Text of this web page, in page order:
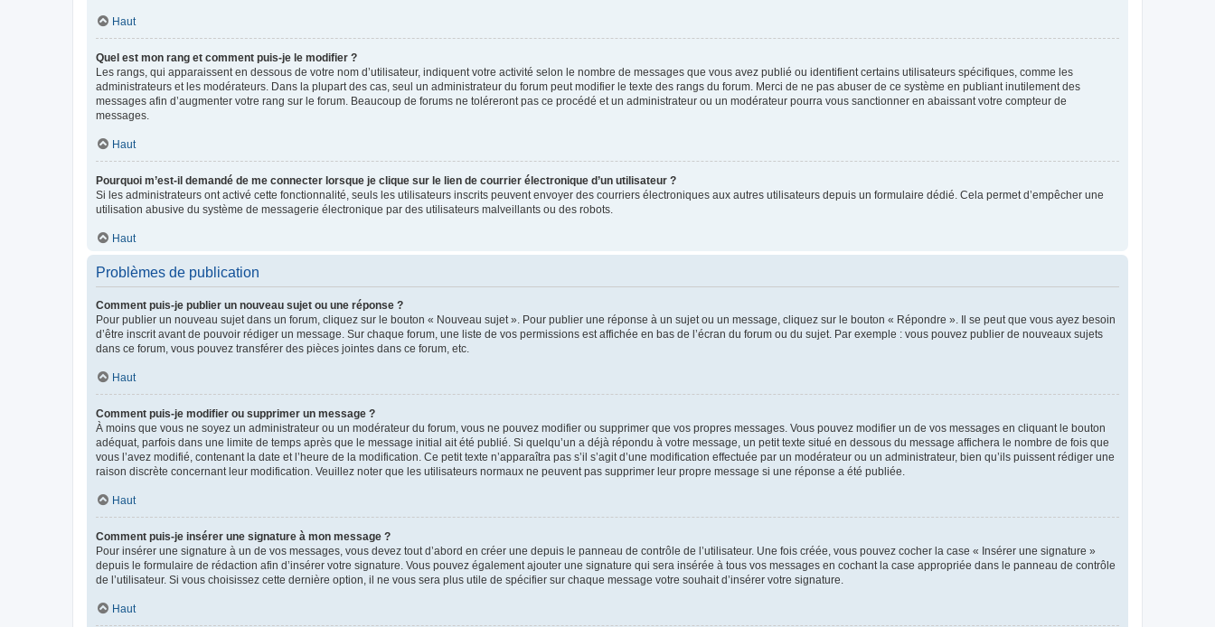
Haut
Quel est mon rang et comment puis-je le modifier ?
Les rangs, qui apparaissent en dessous de votre nom d’utilisateur, indiquent votre activité selon le nombre de messages que vous avez publié ou identifient certains utilisateurs spécifiques, comme les
administrateurs et les modérateurs. Dans la plupart des cas, seul un administrateur du forum peut modifier le texte des rangs du forum. Merci de ne pas abuser de ce système en publiant inutilement des
messages afin d’augmenter votre rang sur le forum. Beaucoup de forums ne toléreront pas ce procédé et un administrateur ou un modérateur pourra vous sanctionner en abaissant votre compteur de
messages.
Haut
Pourquoi m’est-il demandé de me connecter lorsque je clique sur le lien de courrier électronique d’un utilisateur ?
Si les administrateurs ont activé cette fonctionnalité, seuls les utilisateurs inscrits peuvent envoyer des courriers électroniques aux autres utilisateurs depuis un formulaire dédié. Cela permet d’empêcher une
utilisation abusive du système de messagerie électronique par des utilisateurs malveillants ou des robots.
Haut
Problèmes de publication
Comment puis-je publier un nouveau sujet ou une réponse ?
Pour publier un nouveau sujet dans un forum, cliquez sur le bouton « Nouveau sujet ». Pour publier une réponse à un sujet ou un message, cliquez sur le bouton « Répondre ». Il se peut que vous ayez besoin
d’être inscrit avant de pouvoir rédiger un message. Sur chaque forum, une liste de vos permissions est affichée en bas de l’écran du forum ou du sujet. Par exemple : vous pouvez publier de nouveaux sujets
dans ce forum, vous pouvez transférer des pièces jointes dans ce forum, etc.
Haut
Comment puis-je modifier ou supprimer un message ?
À moins que vous ne soyez un administrateur ou un modérateur du forum, vous ne pouvez modifier ou supprimer que vos propres messages. Vous pouvez modifier un de vos messages en cliquant le bouton
adéquat, parfois dans une limite de temps après que le message initial ait été publié. Si quelqu’un a déjà répondu à votre message, un petit texte situé en dessous du message affichera le nombre de fois que
vous l’avez modifié, contenant la date et l’heure de la modification. Ce petit texte n’apparaîtra pas s’il s’agit d’une modification effectuée par un modérateur ou un administrateur, bien qu’ils puissent rédiger une
raison discrète concernant leur modification. Veuillez noter que les utilisateurs normaux ne peuvent pas supprimer leur propre message si une réponse a été publiée.
Haut
Comment puis-je insérer une signature à mon message ?
Pour insérer une signature à un de vos messages, vous devez tout d’abord en créer une depuis le panneau de contrôle de l’utilisateur. Une fois créée, vous pouvez cocher la case « Insérer une signature »
depuis le formulaire de rédaction afin d’insérer votre signature. Vous pouvez également ajouter une signature qui sera insérée à tous vos messages en cochant la case appropriée dans le panneau de contrôle
de l’utilisateur. Si vous choisissez cette dernière option, il ne vous sera plus utile de spécifier sur chaque message votre souhait d’insérer votre signature.
Haut